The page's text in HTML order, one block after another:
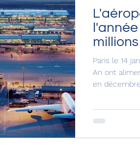
Paris le 14
An ont
en